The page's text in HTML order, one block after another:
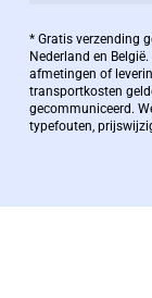
Bernard
* Gratis verzending
Nederland en
afmetingen of
transportkosten
gecommuniceerd.
typefouten,